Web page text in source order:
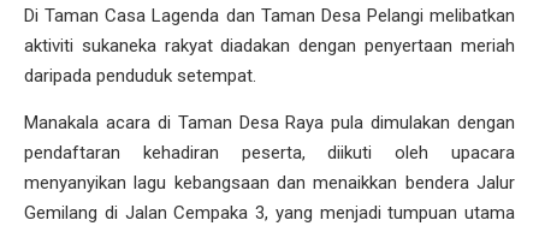
Di Taman Casa Lagenda dan Taman Desa Pelangi melibatkan
aktiviti sukaneka rakyat diadakan dengan penyertaan meriah
daripada penduduk setempat.
Manakala acara di Taman Desa Raya pula dimulakan dengan
pendaftaran kehadiran peserta, diikuti oleh upacara
menyanyikan lagu kebangsaan dan menaikkan bendera Jalur
Gemilang di Jalan Cempaka 3, yang menjadi tumpuan utama